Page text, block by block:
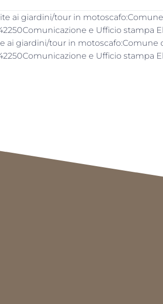
ai giardini/tour in
e Ufficio stampa
ai giardini/tour in motoscafo:Comune
e Ufficio stampa